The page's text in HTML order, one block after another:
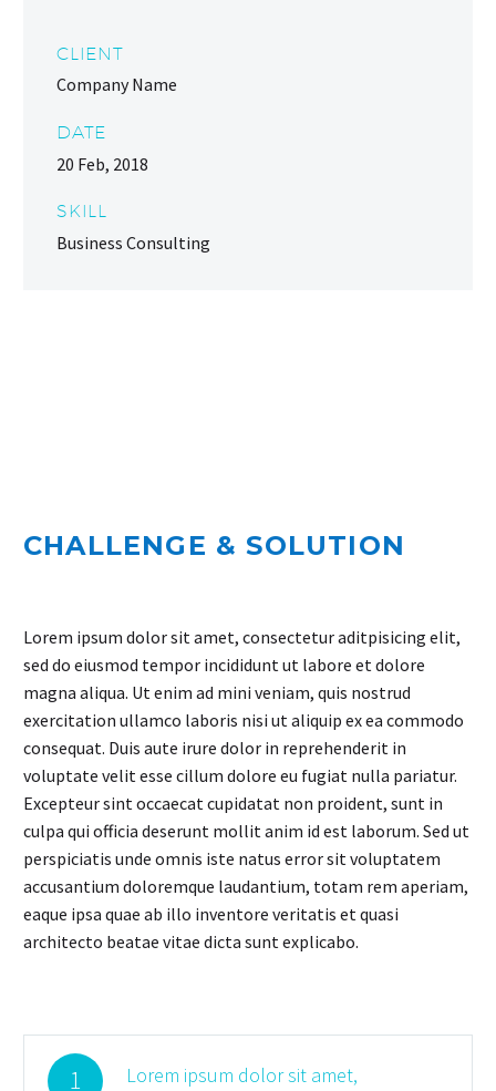
CLIENT
Company Name
DATE
20 Feb, 2018
SKILL
Business Consulting
CHALLENGE & SOLUTION
Lorem ipsum dolor sit amet, consectetur aditpisicing elit,
sed do eiusmod tempor incididunt ut labore et dolore
magna aliqua. Ut enim ad mini veniam, quis nostrud
exercitation ullamco laboris nisi ut aliquip ex ea commodo
consequat. Duis aute irure dolor in reprehenderit in
voluptate velit esse cillum dolore eu fugiat nulla pariatur.
Excepteur sint occaecat cupidatat non proident, sunt in
culpa qui officia deserunt mollit anim id est laborum. Sed ut
perspiciatis unde omnis iste natus error sit voluptatem
accusantium doloremque laudantium, totam rem aperiam,
eaque ipsa quae ab illo inventore veritatis et quasi
architecto beatae vitae dicta sunt explicabo.
1 Lorem ipsum dolor sit amet,